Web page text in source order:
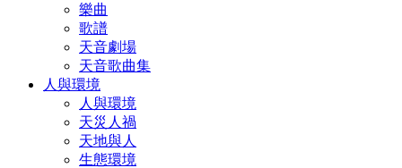
樂曲
歌譜
天音劇場
天音歌曲集
人與環境
人與環境
天災人禍
天地與人
生態環境